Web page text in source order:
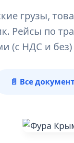
грузы,
Рейсы по
(с НДС и
📄 Все